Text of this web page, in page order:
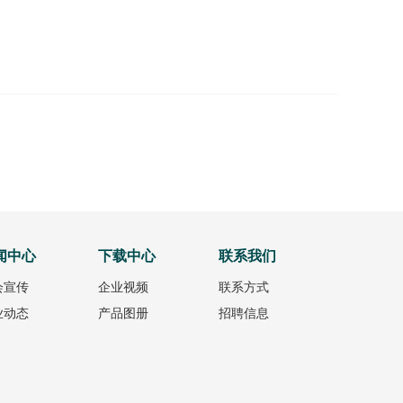
中心
宣传
动态
下载中心
企业视频
产品图册
联系我们
联系方式
招聘信息